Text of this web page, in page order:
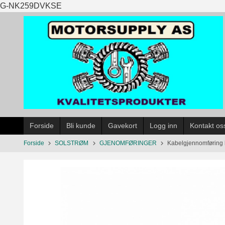
G-NK259DVKSE
til
innholdet
Forside Bli kunde Gavekort Logg inn Kontakt
Forside SOLSTRØM GJENOMFØRINGER Kabelgjennomføring